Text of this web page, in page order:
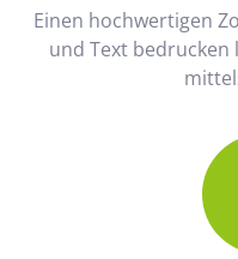
Einen hochwertigen
und Text bedrucken